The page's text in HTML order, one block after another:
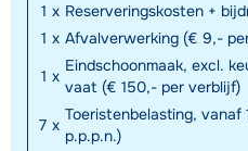
1 x Reserveringskosten +
1 x Afvalverwerking (€ 9,-
1 x
Eindschoonmaak, excl.
vaat (€ 150,- per verblijf)
7 x
Toeristenbelasting, vanaf
p.p.p.n.)